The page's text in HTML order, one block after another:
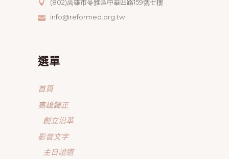
(802)高雄市苓雅區中華四路159號七樓
info@reformed.org.tw
選單
首頁
高雄歸正
創立沿革
影音文字
主日證道